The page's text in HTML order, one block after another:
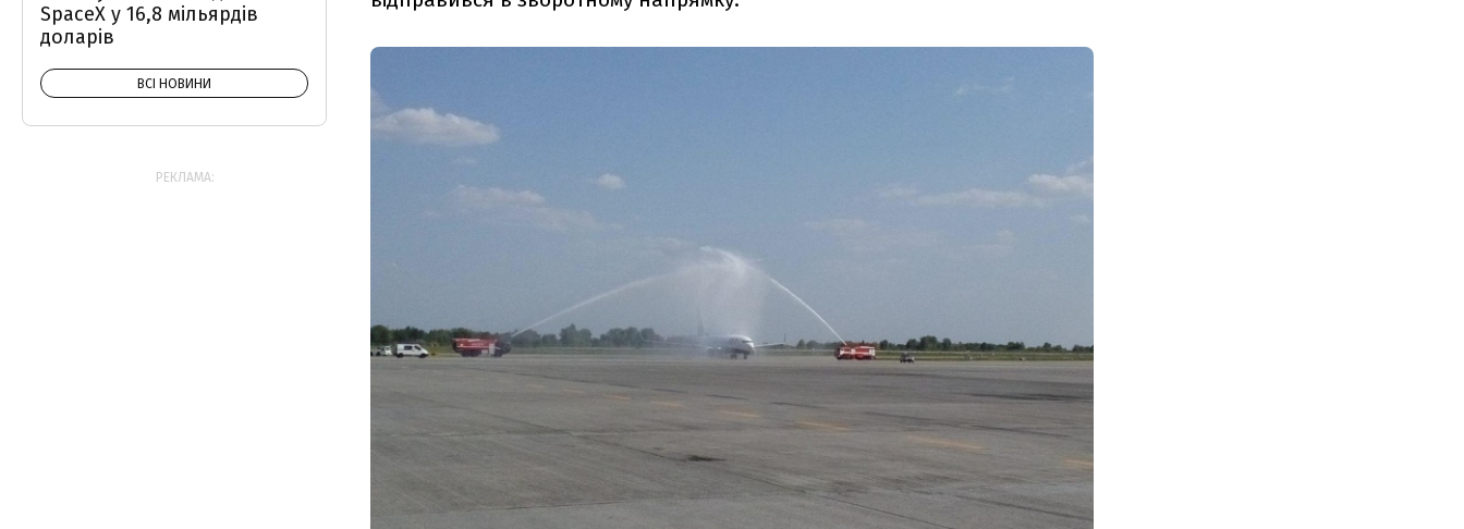
SpaceX у 16,8 мільярдів
доларів
ВСІ НОВИНИ
РЕКЛАМА: